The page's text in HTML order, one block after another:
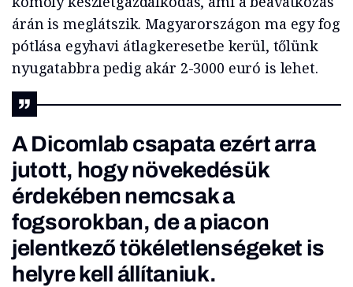
árán is meglátszik. Magyarországon ma egy fog
pótlása egyhavi átlagkeresetbe kerül, tőlünk
nyugatabbra pedig akár 2-3000 euró is lehet.
A Dicomlab csapata ezért arra
jutott, hogy növekedésük
érdekében nemcsak a
fogsorokban, de a piacon
jelentkező tökéletlenségeket is
helyre kell állítaniuk.